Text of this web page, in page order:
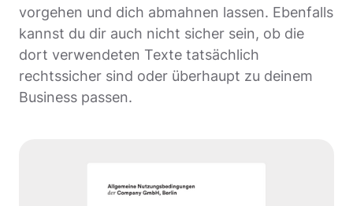
vorgehen und dich abmahnen lassen. Ebenfalls
kannst du dir auch nicht sicher sein, ob die
dort verwendeten Texte tatsächlich
rechtssicher sind oder überhaupt zu deinem
Business passen.